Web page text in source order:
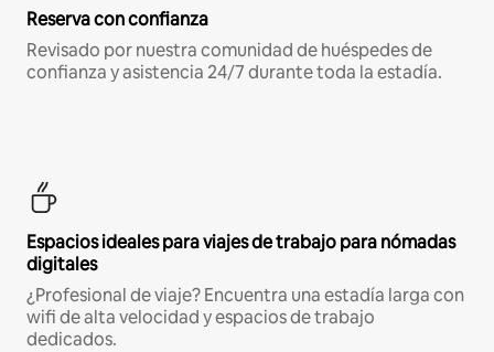
Reserva con confianza
Revisado por nuestra comunidad de huéspedes de
confianza y asistencia 24/7 durante toda la estadía.
Espacios ideales para viajes de trabajo para nómadas
digitales
¿Profesional de viaje? Encuentra una estadía larga con
wifi de alta velocidad y espacios de trabajo
dedicados.